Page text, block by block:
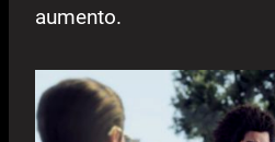
aumento.